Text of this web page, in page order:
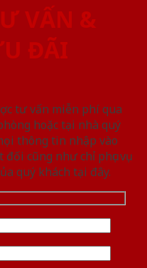
VẤN &
ĐÃI
tư vấn miễn phí qua
hoặc tại nhà quý
thông tin nhập vào
cũng như chỉ phục vụ
quý khách tại đây.